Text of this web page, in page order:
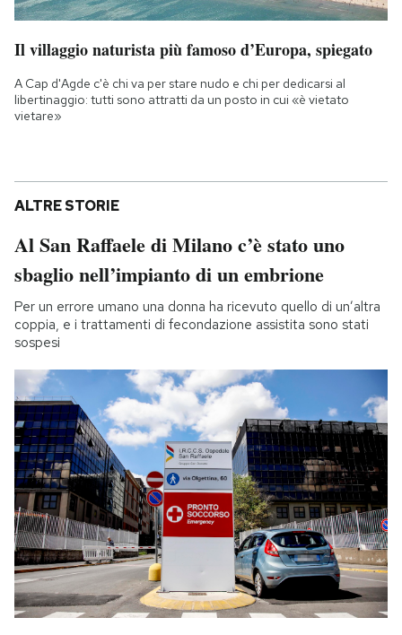
Il villaggio naturista più famoso d’Europa, spiegato
A Cap d'Agde c'è chi va per stare nudo e chi per dedicarsi al
libertinaggio: tutti sono attratti da un posto in cui «è vietato
vietare»
ALTRE STORIE
Al San Raffaele di Milano c’è stato uno
sbaglio nell’impianto di un embrione
Per un errore umano una donna ha ricevuto quello di un’altra
coppia, e i trattamenti di fecondazione assistita sono stati
sospesi